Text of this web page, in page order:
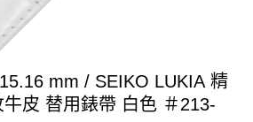
mm / SEIKO LUKIA 精
皮 替用錶帶 白色 ＃213-